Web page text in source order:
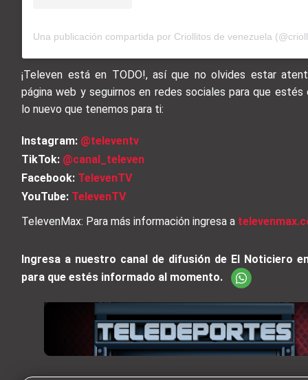
Una publicación compartida por Criollitos de venezuela
¡Televen está en TODO!, así que no olvides estar
página web y seguirnos en redes sociales para que estés
lo nuevo que tenemos para ti:
Instagram: @televentv
TikTok: @canal_televen
Facebook: TelevenTV
YouTube: TelevenTV
TelevenMax: Para más información ingresa a
Ingresa a nuestro canal de difusión de El Noticiero
para que estés informado al momento.